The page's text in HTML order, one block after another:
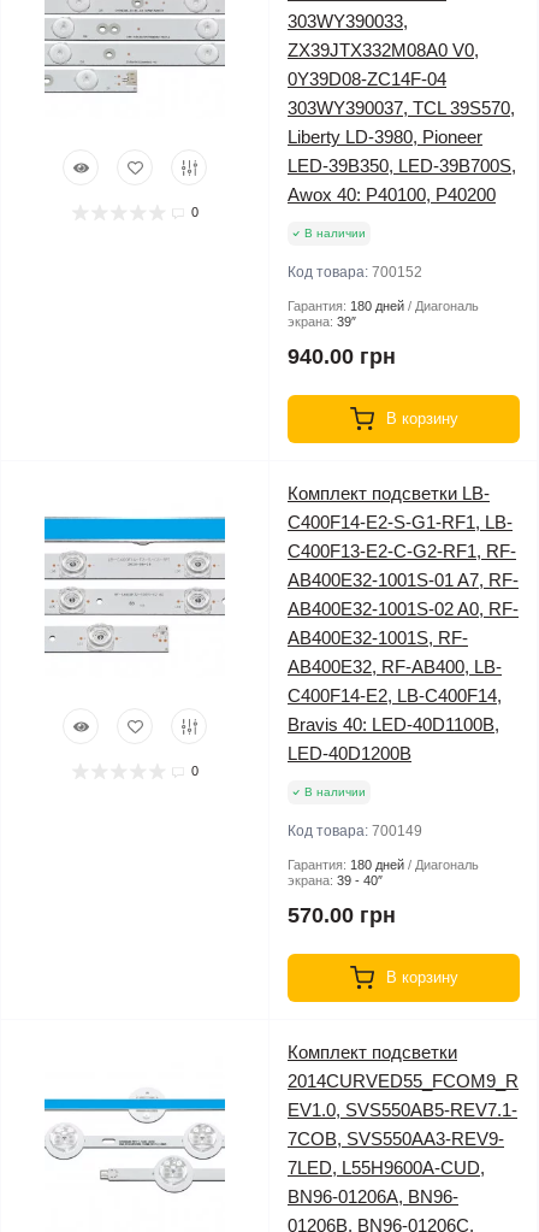
0
303WY390033,
ZX39JTX332M08A0 V0,
0Y39D08-ZC14F-04
303WY390037, TCL 39S570,
Liberty LD-3980, Pioneer
LED-39B350, LED-39B700S,
Awox 40: P40100, P40200
В наличии
Код товара: 700152
Гарантия: 180 дней
Диагональ
экрана: 39″
940.00 грн
В корзину
0
Комплект подсветки LB-
C400F14-E2-S-G1-RF1, LB-
C400F13-E2-C-G2-RF1, RF-
AB400E32-1001S-01 A7, RF-
AB400E32-1001S-02 A0, RF-
AB400E32-1001S, RF-
AB400E32, RF-AB400, LB-
C400F14-E2, LB-C400F14,
Bravis 40: LED-40D1100B,
LED-40D1200B
В наличии
Код товара: 700149
Гарантия: 180 дней
Диагональ
экрана: 39 - 40″
570.00 грн
В корзину
Комплект подсветки
2014CURVED55_FCOM9_R
EV1.0, SVS550AB5-REV7.1-
7COB, SVS550AA3-REV9-
7LED, L55H9600A-CUD,
BN96-01206A, BN96-
01206B, BN96-01206C,